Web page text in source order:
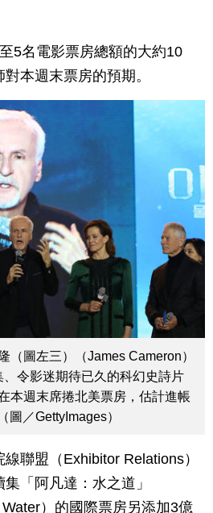
5名電影票房總額的大約10
本週末票房的預期。
（圖左三）（James Cameron）
令影迷期待已久的科幻史詩片
本週末席捲北美票房，估計進帳
圖／GettyImages）
聯盟（Exhibitor Relations）
「阿凡達：水之道」
Water）的國際票房另添加3億